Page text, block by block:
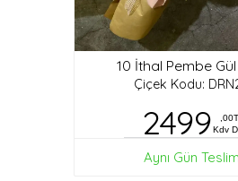
10 İthal Pembe
Çiçek Kodu:
2499Kdv
Aynı Gün